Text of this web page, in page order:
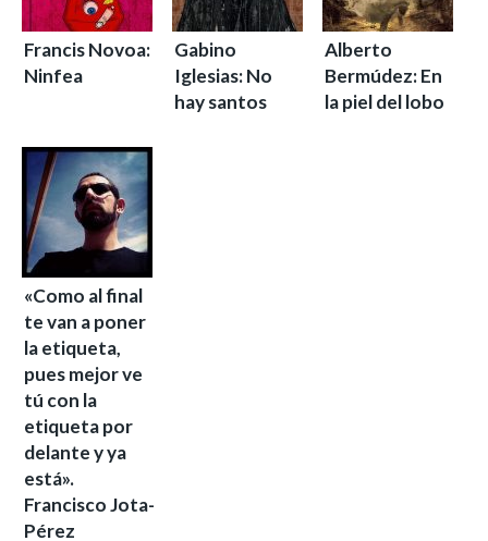
Francis Novoa:
Ninfea
Gabino
Iglesias: No
hay santos
Alberto
Bermúdez: En
la piel del lobo
«Como al final
te van a poner
la etiqueta,
pues mejor ve
tú con la
etiqueta por
delante y ya
está».
Francisco Jota-
Pérez